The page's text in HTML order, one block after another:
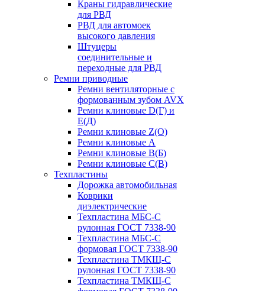
Краны гидравлические
для РВД
РВД для автомоек
высокого давления
Штуцеры
соединительные и
переходные для РВД
Ремни приводные
Ремни вентиляторные с
формованным зубом AVX
Ремни клиновые D(Г) и
Е(Д)
Ремни клиновые Z(О)
Ремни клиновые А
Ремни клиновые В(Б)
Ремни клиновые С(В)
Техпластины
Дорожка автомобильная
Коврики
диэлектрические
Техпластина МБС-С
рулонная ГОСТ 7338-90
Техпластина МБС-С
формовая ГОСТ 7338-90
Техпластина ТМКЩ-С
рулонная ГОСТ 7338-90
Техпластина ТМКЩ-С